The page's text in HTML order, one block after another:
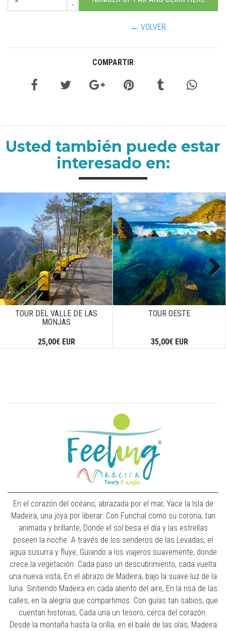
-
← VOLVER
COMPARTIR
Usted también puede estar
interesado en:
TOUR DEL VALLE DE LAS
MONJAS
25,00€ EUR
TOUR OESTE
35,00€ EUR
Next
En el corazón del océano, abrazada por el mar, Yace la Isla de
Madeira, una joya por liberar. Con Funchal como su corona, tan
animada y brillante, Donde el sol besa el día y las estrellas
poseen la noche. A través de los senderos de las Levadas, el
agua susurra y fluye, Guiando a los viajeros suavemente, donde
crece la vegetación. Cada paso un descubrimiento, cada vuelta
una nueva vista, En el abrazo de Madeira, bajo la suave luz de la
luna. Sintiendo Madeira en cada aliento del aire, En la risa de las
calles, en la alegría que compartimos. Con guías tan sabios, que
cuentan historias, Cada una un tesoro, cerca del corazón.
Desde la montaña hasta la orilla, en el baile de las olas, Madeira